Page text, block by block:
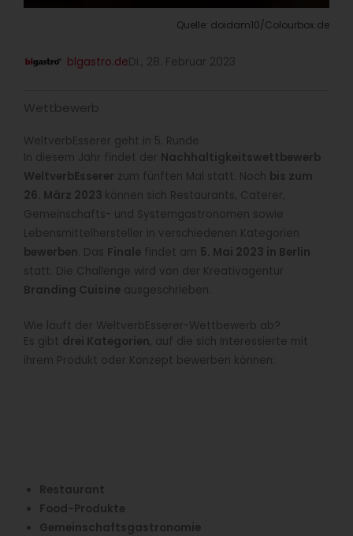
Quelle: doidam10/Colourbox.de
blgastro.deDi., 28. Februar 2023
Wettbewerb
WeltverbEsserer geht in 5. Runde
In diesem Jahr findet der Nachhaltigkeitswettbewerb
WeltverbEsserer zum fünften Mal statt. Noch bis zum
26. März 2023 können sich Restaurants, Caterer,
Gemeinschafts- und Systemgastronomen sowie
Lebensmittelhersteller in verschiedenen Kategorien
bewerben . Das Finale findet am 5. Mai 2023 in Berlin
statt. Die Challenge wird von der Kreativagentur
Branding Cuisine ausgeschrieben.
Wie läuft der WeltverbEsserer-Wettbewerb ab?
Es gibt drei Kategorien, auf die sich Interessierte mit
ihrem Produkt oder Konzept bewerben können:
Restaurant
Food-Produkte
Gemeinschaftsgastronomie